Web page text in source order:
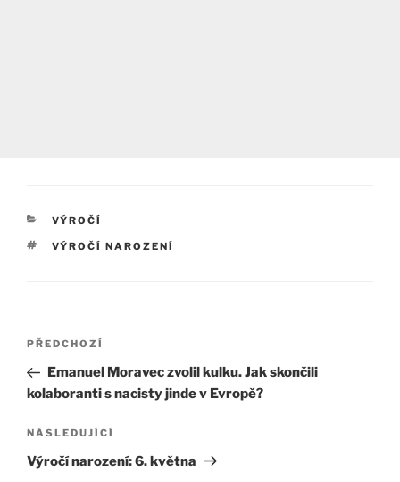
RUBRIKY
VÝROČÍ
ŠTÍTKY
VÝROČÍ NAROZENÍ
Navigace
příspěvek
Předchozí
příspěvek
PŘEDCHOZÍ
Emanuel Moravec zvolil kulku. Jak skončili
kolaboranti s nacisty jinde v Evropě?
Následující
příspěvek
NÁSLEDUJÍCÍ
Výročí narození: 6. května